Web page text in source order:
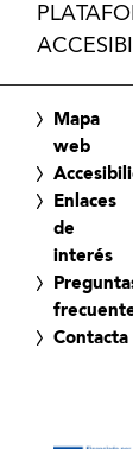
Mapa
web
Enlaces
de
interés
Contacta